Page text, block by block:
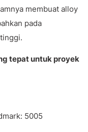
membuat alloy
pada
tepat untuk proyek
5005